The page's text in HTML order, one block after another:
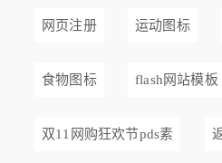
网页注册 运动图标
食物图标 flash网站模板
双11网购狂欢节pds素